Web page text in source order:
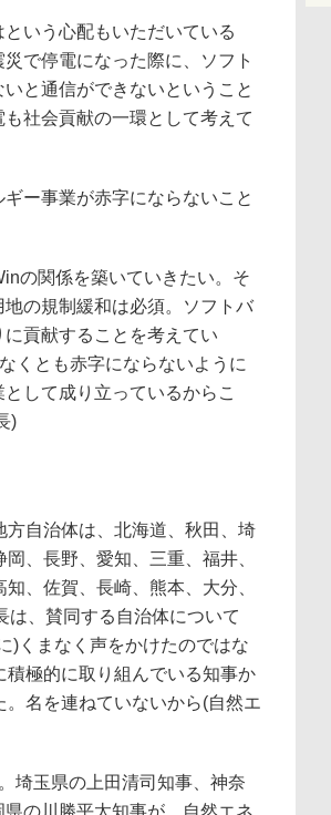
いう心配もいただいている
で停電になった際に、ソフト
と通信ができないということ
社会貢献の一環として考えて
ー事業が赤字にならないこと
の関係を築いていきたい。そ
の規制緩和は必須。ソフトバ
貢献することを考えてい
くとも赤字にならないように
して成り立っているからこ
)
自治体は、北海道、秋田、埼
、長野、愛知、三重、福井、
、佐賀、長崎、熊本、大分、
は、賛同する自治体について
)くまなく声をかけたのではな
積極的に取り組んでいる知事か
。名を連ねていないから(自然エ
埼玉県の上田清司知事、神奈
の川勝平太知事が、自然エネ